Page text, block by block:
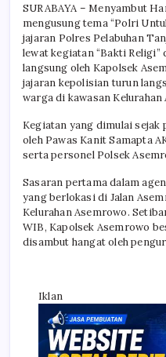
SURABAYA – Menyambut
mengusung tema “Polri
jajaran Polres Pelabuhan
lewat kegiatan “Bakti Religi”
langsung oleh Kapolsek
jajaran kepolisian turun
warga di kawasan Kelurahan
Kegiatan yang dimulai
oleh Pawas Kanit Samapta
serta personel Polsek
Sasaran pertama dalam
yang berlokasi di Jalan
Kelurahan Asemrowo.
WIB, Kapolsek Asemrowo
disambut hangat oleh
Iklan